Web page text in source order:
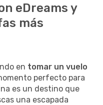
eDreams y
más
en tomar un vuelo
perfecto para
es un destino que
una escapada